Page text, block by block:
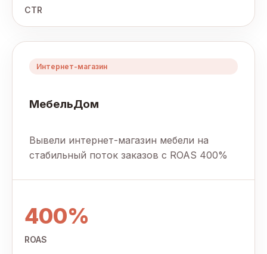
CTR
Интернет-магазин
МебельДом
Вывели интернет-магазин мебели на
стабильный поток заказов с ROAS 400%
400%
ROAS